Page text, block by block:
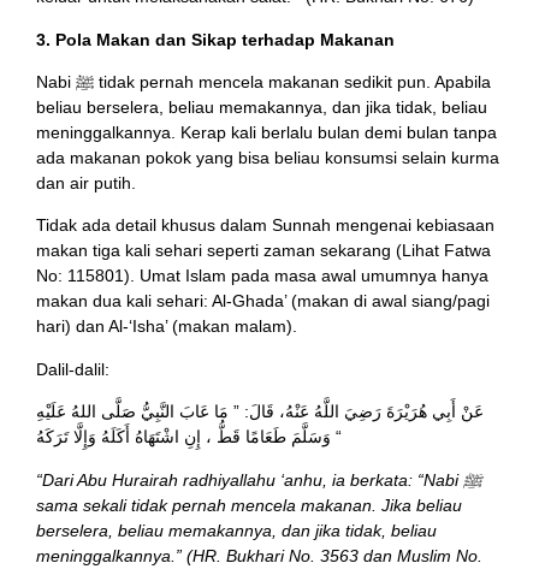
3. Pola Makan dan Sikap terhadap Makanan
Nabi ﷺ tidak pernah mencela makanan sedikit pun. Apabila
beliau berselera, beliau memakannya, dan jika tidak, beliau
meninggalkannya. Kerap kali berlalu bulan demi bulan tanpa
ada makanan pokok yang bisa beliau konsumsi selain kurma
dan air putih.
Tidak ada detail khusus dalam Sunnah mengenai kebiasaan
makan tiga kali sehari seperti zaman sekarang (Lihat Fatwa
No: 115801). Umat Islam pada masa awal umumnya hanya
makan dua kali sehari: Al-Ghada’ (makan di awal siang/pagi
hari) dan Al-‘Isha’ (makan malam).
Dalil-dalil:
عَنْ أَبِي هُرَيْرَةَ رَضِيَ اللَّهُ عَنْهُ، قَالَ: ” مَا عَابَ النَّبِيُّ صَلَّى اللهُ عَلَيْهِ
وَسَلَّمَ طَعَامًا قَطُّ ، إِنِ اشْتَهَاهُ أَكَلَهُ وَإِلَّا تَرَكَهُ “
“Dari Abu Hurairah radhiyallahu ‘anhu, ia berkata: “Nabi ﷺ
sama sekali tidak pernah mencela makanan. Jika beliau
berselera, beliau memakannya, dan jika tidak, beliau
meninggalkannya.” (HR. Bukhari No. 3563 dan Muslim No.